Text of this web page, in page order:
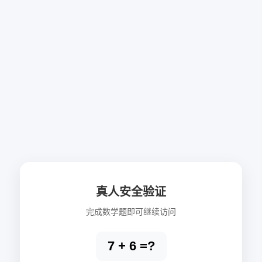
真人安全验证
完成数学题即可继续访问
7 + 6 =?